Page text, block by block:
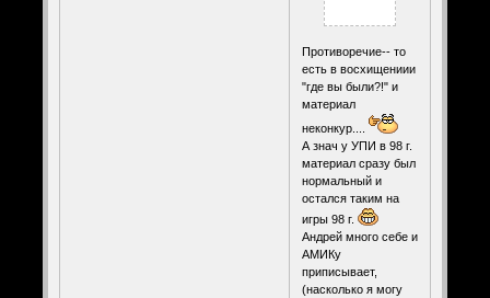
Противоречие-- то
есть в восхищениии
"где вы были?!" и
материал
неконкур....
А знач у УПИ в 98 г.
материал сразу был
нормальный и
остался таким на
игры 98 г.
Андрей много себе и
АМИКу
приписывает,
(насколько я могу